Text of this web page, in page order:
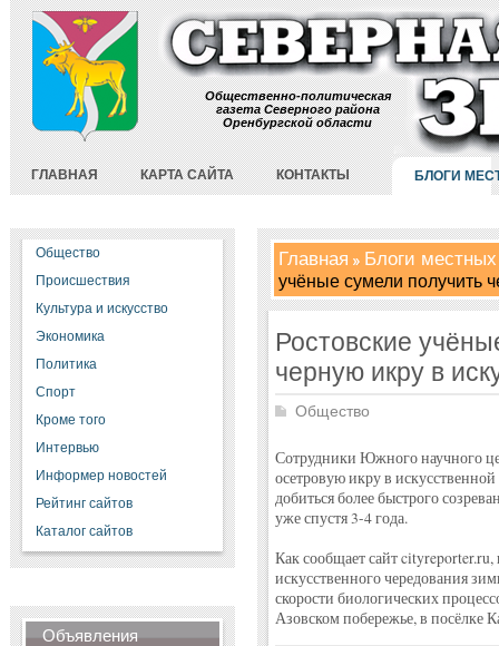
Общественно-политическая
газета Северного района
Оренбургской области
ГЛАВНАЯ КАРТА САЙТА КОНТАКТЫ БЛОГИ
Общество
Происшествия
Культура и искусство
Экономика
Политика
Спорт
Кроме того
Интервью
Информер новостей
Рейтинг сайтов
Каталог сайтов
Объявления
Главная Блоги
учёные сумели получить
Ростовские
черную икру в
Общество
Сотрудники Южного научного
осетровую икру в
добиться более быстрого
уже спустя 3-4 года.
Как сообщает сайт
искусственного чередования
скорости биологических
Азовском побережье, в посёлке